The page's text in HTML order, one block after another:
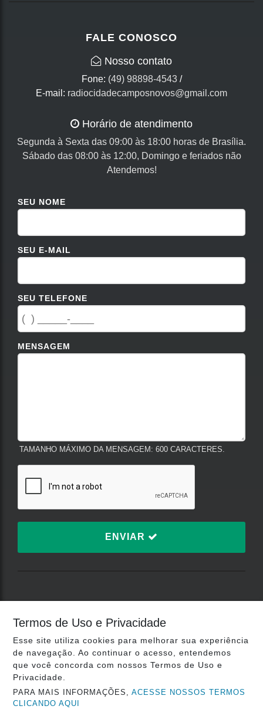
FALE CONOSCO
Nosso contato
Fone: (49) 98898-4543/
E-mail: radiocidadecamposnovos@gmail.com
Horário de atendimento
Segunda à Sexta das 09:00 às 18:00 horas de Brasília.
Sábado das 08:00 às 12:00, Domingo e feriados não
Atendemos!
SEU NOME
SEU E-MAIL
SEU TELEFONE
MENSAGEM
TAMANHO MÁXIMO DA MENSAGEM: 600 CARACTERES.
ENVIAR
PRIVACIDADE
Plataforma:
Termos de Uso e Privacidade
Esse site utiliza cookies para melhorar sua experiência
de navegação. Ao continuar o acesso, entendemos
que você concorda com nossos Termos de Uso e
Privacidade.
PARA MAIS INFORMAÇÕES,ACESSE NOSSOS TERMOS
CLICANDO AQUI